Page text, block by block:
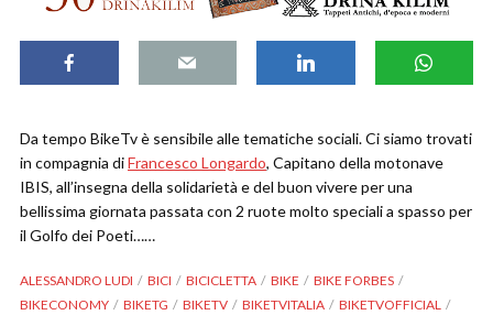
Da tempo BikeTv è sensibile alle tematiche sociali. Ci siamo trovati
in compagnia diFrancesco Longardo, Capitano della motonave
IBIS, all’insegna della solidarietà e del buon vivere per una
bellissima giornata passata con 2 ruote molto speciali a spasso per
il Golfo dei Poeti……
ALESSANDRO LUDI BICI BICICLETTA BIKE
BIKE FORBES
BIKECONOMY
BIKETG BIKETV BIKETVITALIA
BIKETVOFFICIAL